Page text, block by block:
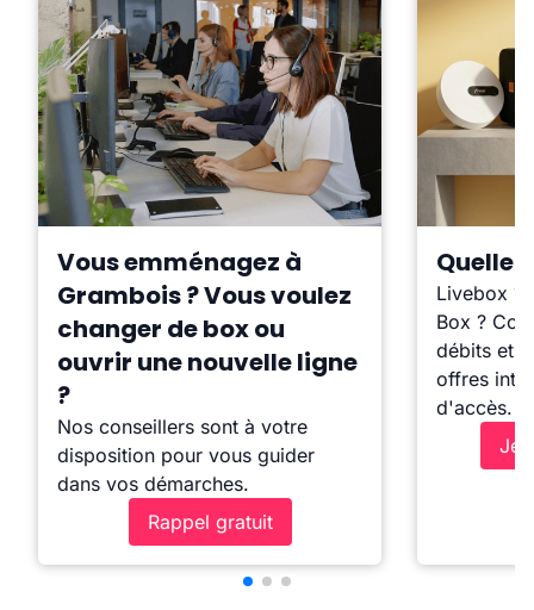
Vous emménagez à
Grambois ? Vous voulez
changer de box ou
ouvrir une nouvelle ligne
?
Nos conseillers sont à votre
disposition pour vous guider
dans vos démarches.
Rappel gratuit
Quelle
Livebox ?
Box ?
débits et
offres
d'accès.
Je